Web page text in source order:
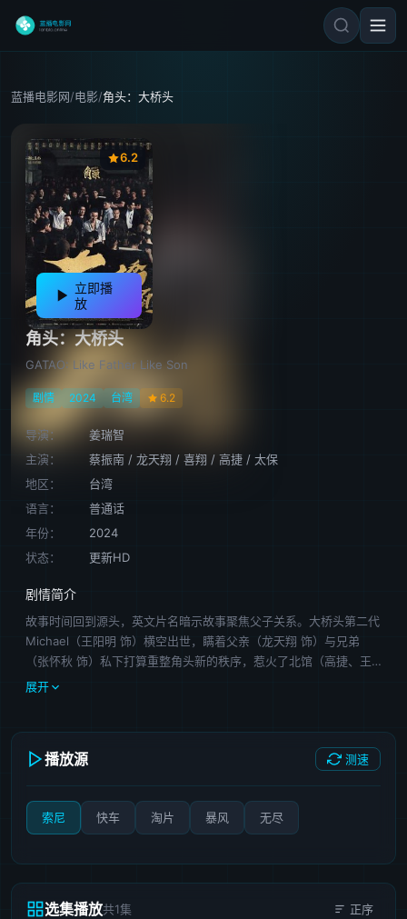
蓝播电影网/电影/角头：大桥头
6.2
立即播
放
角头：大桥头
GATAO: Like Father Like Son
剧情 2024 台湾 6.2
导演：
姜瑞智
主演：
蔡振南 / 龙天翔 / 喜翔 / 高捷 / 太保
地区：
台湾
语言：
普通话
年份：
2024
状态：
更新HD
剧情简介
故事时间回到源头，英文片名暗示故事聚焦父子关系。大桥头第二代
Michael（王阳明 饰）横空出世，瞒着父亲（龙天翔 饰）与兄弟
（张怀秋 饰）私下打算重整角头新的秩序，惹火了北馆（高捷、王
识贤）、顶庄（蔡振南、孙鹏）、北城（太保 饰）共同对抗，四方
展开
播放源 测速
索尼 快车 淘片 暴风 无尽
选集播放共1集 正序